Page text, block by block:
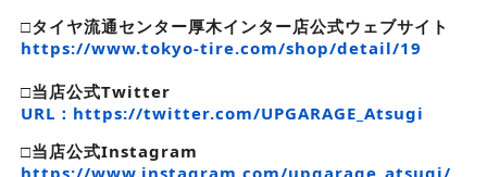
□タイヤ流通センター厚木インター店公式ウェブサイト
https://www.tokyo-tire.com/shop/detail/19
□当店公式Twitter
URL：https://twitter.com/UPGARAGE_Atsugi
□当店公式Instagram
https://www.instagram.com/upgarage_atsugi/